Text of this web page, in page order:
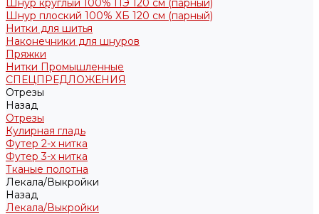
Шнур круглый 100% ПЭ 120 см (парный)
Шнур плоский 100% ХБ 120 см (парный)
Нитки для шитья
Наконечники для шнуров
Пряжки
Нитки Промышленные
СПЕЦПРЕДЛОЖЕНИЯ
Отрезы
Назад
Отрезы
Кулирная гладь
Футер 2-х нитка
Футер 3-х нитка
Тканые полотна
Лекала/Выкройки
Назад
Лекала/Выкройки